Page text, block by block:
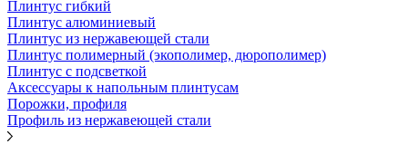
Плинтус гибкий
Плинтус алюминиевый
Плинтус из нержавеющей стали
Плинтус полимерный (экополимер, дюрополимер)
Плинтус с подсветкой
Аксессуары к напольным плинтусам
Порожки, профиля
Профиль из нержавеющей стали